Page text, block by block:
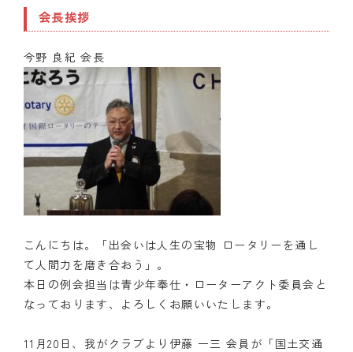
会長挨拶
今野 良紀 会長
こんにちは。「出会いは人生の宝物 ロータリーを通し
て人間力を磨き合おう」。
本日の例会担当は青少年奉仕・ローターアクト委員会と
なっております、よろしくお願いいたします。
11月20日、我がクラブより伊藤 一三 会員が「国土交通